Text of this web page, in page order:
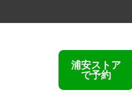
浦安ストア
で予約